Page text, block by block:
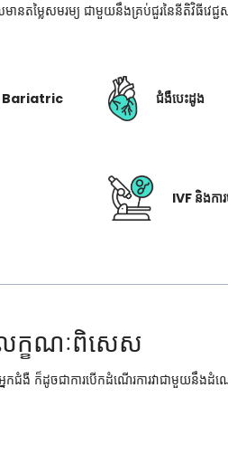
មានតម្លៃសមរម្យ ជាមួយនឹងគ្រប់ជួរនៃនីតិវិធីវេ
ត់ Bariatric ជំងឺបេះដូង
IVF និងកា
ក្ខណៈពិសេស
លអ្នកជំងឺ ក៏ដូចជាការបើកដំណើរការវាជាមួយនឹ